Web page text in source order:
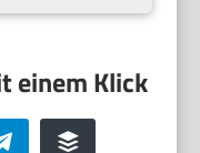
Telegram Buffer